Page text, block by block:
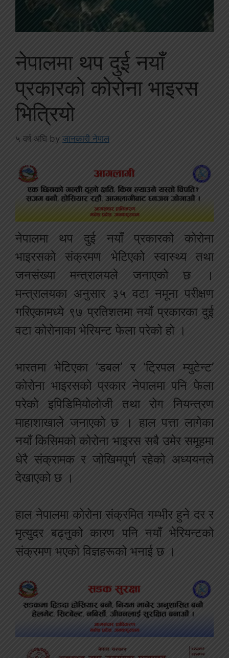
नेपालमा थप दुई नयाँ
प्रकारको कोरोना भाइरस
भित्रियो
५ वर्ष अघि by जानकारी नेपाल
नेपालमा थप दुई नयाँ प्रकारको कोरोना
भाइरसको संक्रमण भेटिएको स्वास्थ्य तथा
जनसंख्या मन्त्रालयले जनाएको छ ।
मन्त्रालयका अनुसार ३५ वटा नमूना परीक्षण
गरिएकामध्ये ९७ प्रतिशतमा नयाँ प्रकारका दुई
वटा कोरोनाका भेरियन्ट फेला परेको हो ।
भारतमा भेटिएका ‘डबल’ र ‘ट्रिपल म्युटेन्ट’
कोरोना भाइरसको प्रकार नेपालमा पनि फेला
परेको इपिडिमियोलोजी तथा रोग नियन्त्रण
माहाशाखाले जनाएको छ । हाल पत्ता लागेका
नयाँ किसिमको कोरोना भाइरस सबै उमेर समूहमा
धेरै संक्रामक र जोखिमपूर्ण रहेको अध्ययनले
देखाएको छ ।
हाल नेपालमा कोरोना संक्रमित गम्भीर हुने दर र
मृत्युदर बढ्नुको कारण पनि नयाँ भेरियन्टको
संक्रमण भएको विज्ञहरूको भनाई छ ।